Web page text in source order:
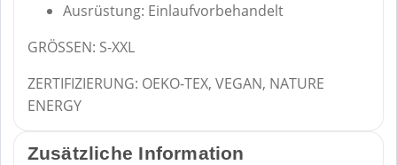
Ausrüstung: Einlaufvorbehandelt
GRÖSSEN: S-XXL
ZERTIFIZIERUNG: OEKO-TEX, VEGAN, NATURE
ENERGY
Zusätzliche Information